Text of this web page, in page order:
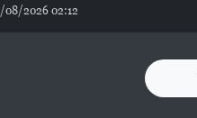
08/2026 02:12